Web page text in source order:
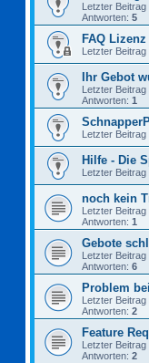
Letzter
Antworten: 5
FAQ
Letzter
Ihr Gebot
Letzter
Antworten: 1
Letzter
Hilfe - Die
Letzter
noch kein
Letzter
Antworten: 1
Gebote
Letzter
Antworten: 6
Problem
Letzter
Antworten: 2
Feature
Letzter
Antworten: 2